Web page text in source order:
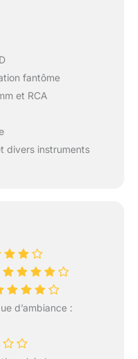
fantôme
et RCA
divers instruments
d’ambiance :